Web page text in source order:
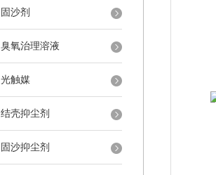
固沙剂
臭氧治理溶液
光触媒
结壳抑尘剂
固沙抑尘剂